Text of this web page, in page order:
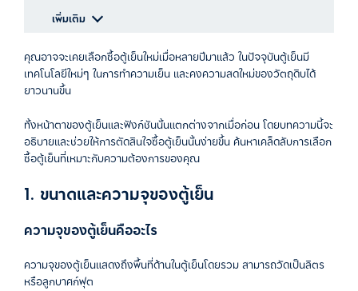
เพิ่มเติม
คุณอาจจะเคยเลือกซื้อตู้เย็นใหม่เมื่อหลายปีมาแล้ว ในปัจจุบันตู้เย็นมี
เทคโนโลยีใหม่ๆ ในการทำความเย็น และคงความสดใหม่ของวัตถุดิบได้
ยาวนานขึ้น
ทั้งหน้าตาของตู้เย็นและฟังก์ชันนั้นแตกต่างจากเมื่อก่อน โดยบทความนี้จะ
อธิบายและช่วยให้การตัดสินใจซื้อตู้เย็นนั้นง่ายขึ้น ค้นหาเคล็ดลับการเลือก
ซื้อตู้เย็นที่เหมาะกับความต้องการของคุณ
1. ขนาดและความจุของตู้เย็น
ความจุของตู้เย็นคืออะไร
ความจุของตู้เย็นแสดงถึงพื้นที่ด้านในตู้เย็นโดยรวม สามารถวัดเป็นลิตร
หรือลูกบาศก์ฟุต